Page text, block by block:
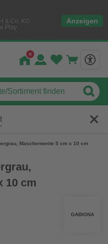
& Co. KG
Play
Anzeigen
Maschenweite 5 cm x 10 cm
10 cm
GABIONA